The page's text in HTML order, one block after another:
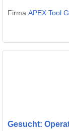
Firma:APEX Tool
Gesucht: